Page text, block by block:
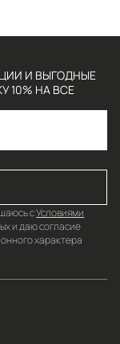
И ВЫГОДНЫЕ
10% НА ВСЕ
сУсловиями
и даю согласие
характера